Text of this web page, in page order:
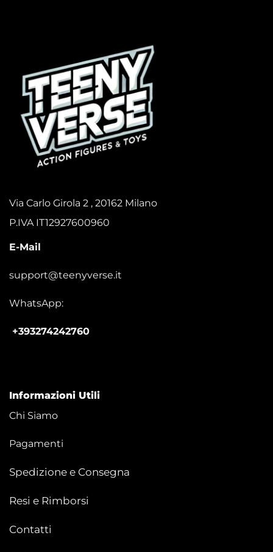
Via Carlo Girola 2 , 20162 Milano
P.IVA IT12927600960
E-Mail
support@teenyverse.it
WhatsApp:
+393274242760
Informazioni Utili
Chi Siamo
Pagamenti
Spedizione e Consegna
Resi e Rimborsi
Contatti